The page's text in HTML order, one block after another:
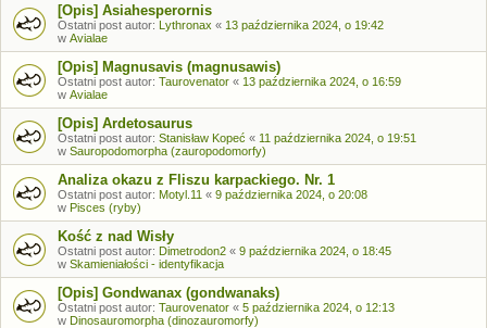
[Opis] Asiahesperornis
Ostatni post autor: Lythronax « 13 października 2024, o 19:42
w Avialae
[Opis] Magnusavis (magnusawis)
Ostatni post autor: Taurovenator « 13 października 2024, o 16:59
w Avialae
[Opis] Ardetosaurus
Ostatni post autor: Stanisław Kopeć « 11 października 2024, o 19:51
w Sauropodomorpha (zauropodomorfy)
Analiza okazu z Fliszu karpackiego. Nr. 1
Ostatni post autor: Motyl.11 « 9 października 2024, o 20:08
w Pisces (ryby)
Kość z nad Wisły
Ostatni post autor: Dimetrodon2 « 9 października 2024, o 18:45
w Skamieniałości - identyfikacja
[Opis] Gondwanax (gondwanaks)
Ostatni post autor: Taurovenator « 5 października 2024, o 12:13
w Dinosauromorpha (dinozauromorfy)